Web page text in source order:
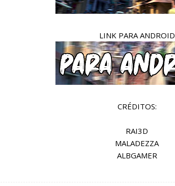
LINK PARA ANDROID
CRÉDITOS:
RAI3D
MALADEZZA
ALBGAMER